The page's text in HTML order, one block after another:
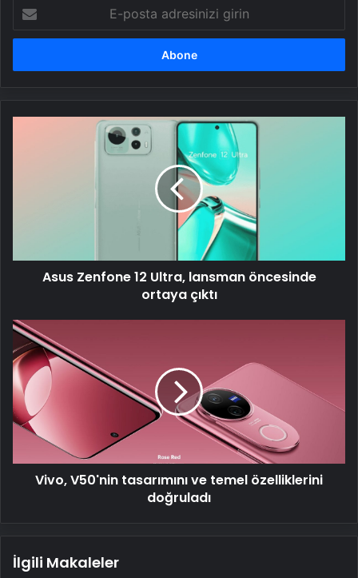
posta
adresinizi
Asus Zenfone 12 Ultra, lansman öncesinde
ortaya çıktı
Vivo,
V50'nin
tasarımını
ve
temel
özelliklerini
doğruladı
Vivo, V50'nin tasarımını ve temel özelliklerini
doğruladı
İlgili Makaleler